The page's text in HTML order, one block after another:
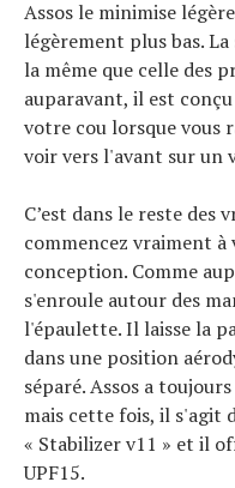
Assos le minimise
légèrement plus bas.
la même que celle des
auparavant, il est
votre cou lorsque vous
voir vers l'avant sur un
C’est dans le reste des
commencez vraiment à
conception. Comme
s'enroule autour des
l'épaulette. Il laisse la
dans une position
séparé. Assos a
mais cette fois, il s'agit
« Stabilizer v11 » et il
UPF15.